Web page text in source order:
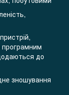
програмним
до
зношування